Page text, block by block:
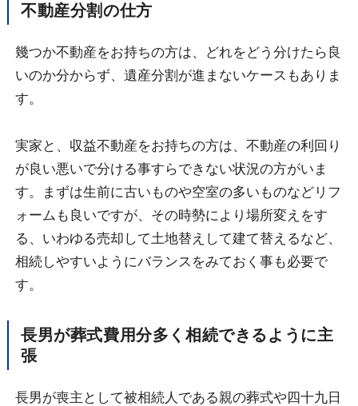
不動産分割の仕方
幾つか不動産をお持ちの方は、どれをどう分けたら良
いのか分からず、遺産分割が進まないケースもありま
す。
実家と、収益不動産をお持ちの方は、不動産の利回り
が良い悪いで分ける事すらできない状況の方がいま
す。まずは生前に古いものや空室の多いものなどリフ
ォームも良いですが、その時勢により場所変えをす
る、いわゆる売却して土地替えして建て替えるなど、
相続しやすいようにバランスをみておく事も必要で
す。
長男が葬式費用分多く相続できるように主
張
長男が喪主として被相続人である親の葬式や四十九日